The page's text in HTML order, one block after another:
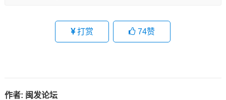
打赏 74赞
作者: 闽发论坛